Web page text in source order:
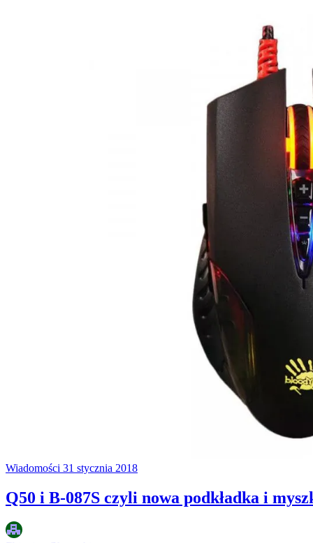
Wiadomości 31 stycznia 2018
Q50 i B-087S czyli nowa podkładka i